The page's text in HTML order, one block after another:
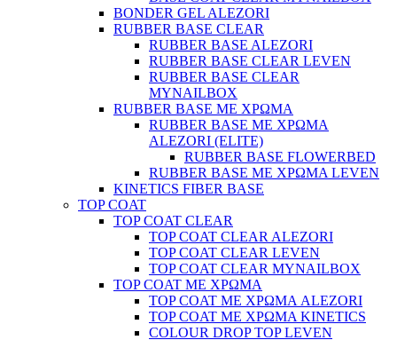
BONDER GEL ALEZORI
RUBBER BASE CLEAR
RUBBER BASE ALEZORI
RUBBER BASE CLEAR LEVEN
RUBBER BASE CLEAR
MYNAILBOX
RUBBER BASE ΜΕ ΧΡΩΜΑ
RUBBER BASE ΜΕ ΧΡΩΜΑ
ALEZORI (ELITE)
RUBBER BASE FLOWERBED
RUBBER BASE ΜΕ ΧΡΩΜΑ LEVEN
KINETICS FIBER BASE
TOP COAT
TOP COAT CLEAR
TOP COAT CLEAR ALEZORI
TOP COAT CLEAR LEVEN
TOP COAT CLEAR MYNAILBOX
TOP COAT ΜΕ ΧΡΩΜΑ
TOP COAT ΜΕ ΧΡΩΜΑ ALEZORI
TOP COAT ΜΕ ΧΡΩΜΑ KINETICS
COLOUR DROP TOP LEVEN